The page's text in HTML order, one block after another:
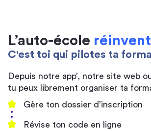
L’auto-école
C'est toi qui pilotes ta
Depuis notre app’, notre site web
tu peux librement organiser ta
Gère ton dossier d’inscription
Révise ton code en ligne